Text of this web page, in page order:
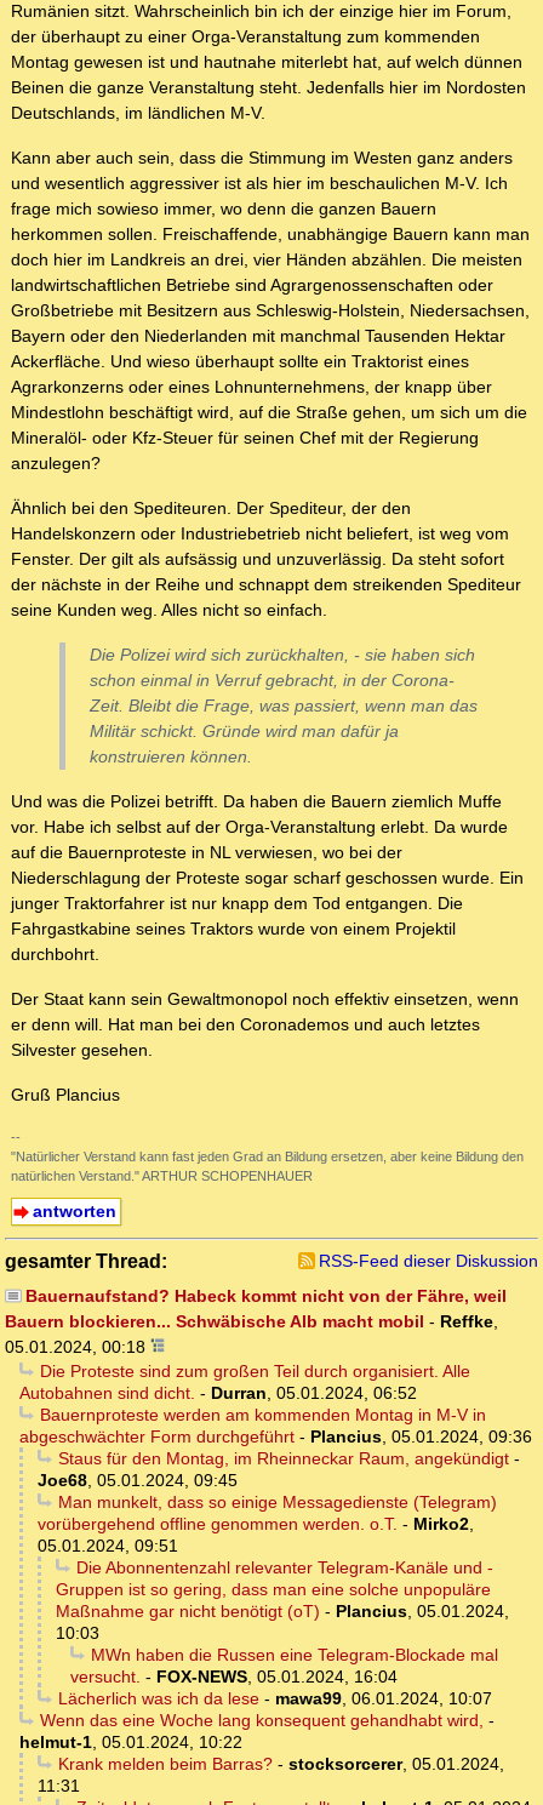
Rumänien sitzt. Wahrscheinlich bin ich der einzige hier im Forum,
der überhaupt zu einer Orga-Veranstaltung zum kommenden
Montag gewesen ist und hautnahe miterlebt hat, auf welch dünnen
Beinen die ganze Veranstaltung steht. Jedenfalls hier im Nordosten
Deutschlands, im ländlichen M-V.
Kann aber auch sein, dass die Stimmung im Westen ganz anders
und wesentlich aggressiver ist als hier im beschaulichen M-V. Ich
frage mich sowieso immer, wo denn die ganzen Bauern
herkommen sollen. Freischaffende, unabhängige Bauern kann man
doch hier im Landkreis an drei, vier Händen abzählen. Die meisten
landwirtschaftlichen Betriebe sind Agrargenossenschaften oder
Großbetriebe mit Besitzern aus Schleswig-Holstein, Niedersachsen,
Bayern oder den Niederlanden mit manchmal Tausenden Hektar
Ackerfläche. Und wieso überhaupt sollte ein Traktorist eines
Agrarkonzerns oder eines Lohnunternehmens, der knapp über
Mindestlohn beschäftigt wird, auf die Straße gehen, um sich um die
Mineralöl- oder Kfz-Steuer für seinen Chef mit der Regierung
anzulegen?
Ähnlich bei den Spediteuren. Der Spediteur, der den
Handelskonzern oder Industriebetrieb nicht beliefert, ist weg vom
Fenster. Der gilt als aufsässig und unzuverlässig. Da steht sofort
der nächste in der Reihe und schnappt dem streikenden Spediteur
seine Kunden weg. Alles nicht so einfach.
Die Polizei wird sich zurückhalten, - sie haben sich
schon einmal in Verruf gebracht, in der Corona-
Zeit. Bleibt die Frage, was passiert, wenn man das
Militär schickt. Gründe wird man dafür ja
konstruieren können.
Und was die Polizei betrifft. Da haben die Bauern ziemlich Muffe
vor. Habe ich selbst auf der Orga-Veranstaltung erlebt. Da wurde
auf die Bauernproteste in NL verwiesen, wo bei der
Niederschlagung der Proteste sogar scharf geschossen wurde. Ein
junger Traktorfahrer ist nur knapp dem Tod entgangen. Die
Fahrgastkabine seines Traktors wurde von einem Projektil
durchbohrt.
Der Staat kann sein Gewaltmonopol noch effektiv einsetzen, wenn
er denn will. Hat man bei den Coronademos und auch letztes
Silvester gesehen.
Gruß Plancius
--
"Natürlicher Verstand kann fast jeden Grad an Bildung ersetzen, aber keine Bildung den
natürlichen Verstand." ARTHUR SCHOPENHAUER
antworten
gesamter Thread:
RSS-Feed dieser Diskussion
Bauernaufstand? Habeck kommt nicht von der Fähre, weil
Bauern blockieren... Schwäbische Alb macht mobil - Reffke,
05.01.2024, 00:18
Die Proteste sind zum großen Teil durch organisiert. Alle
Autobahnen sind dicht. - Durran, 05.01.2024, 06:52
Bauernproteste werden am kommenden Montag in M-V in
abgeschwächter Form durchgeführt - Plancius, 05.01.2024, 09:36
Staus für den Montag, im Rheinneckar Raum, angekündigt-
Joe68, 05.01.2024, 09:45
Man munkelt, dass so einige Messagedienste (Telegram)
vorübergehend offline genommen werden. o.T. - Mirko2,
05.01.2024, 09:51
Die Abonnentenzahl relevanter Telegram-Kanäle und -
Gruppen ist so gering, dass man eine solche unpopuläre
Maßnahme gar nicht benötigt (oT) - Plancius, 05.01.2024,
10:03
MWn haben die Russen eine Telegram-Blockade mal
versucht. - FOX-NEWS, 05.01.2024, 16:04
Lächerlich was ich da lese- mawa99, 06.01.2024, 10:07
Wenn das eine Woche lang konsequent gehandhabt wird, -
helmut-1, 05.01.2024, 10:22
Krank melden beim Barras?- stocksorcerer, 05.01.2024,
11:31